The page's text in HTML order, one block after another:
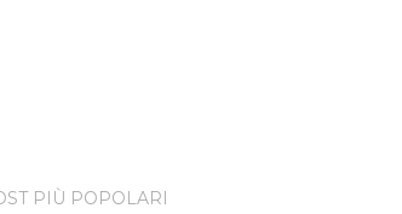
PIÙ POPOLARI